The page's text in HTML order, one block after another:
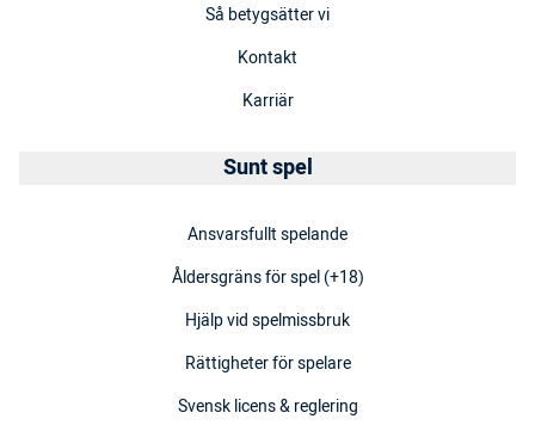
Så betygsätter vi
Kontakt
Karriär
Sunt spel
Ansvarsfullt spelande
Åldersgräns för spel (+18)
Hjälp vid spelmissbruk
Rättigheter för spelare
Svensk licens & reglering